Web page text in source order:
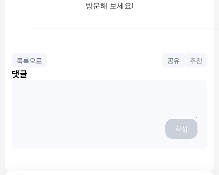
방문해 보세요!
목록으로 공유 추천
댓글
작성